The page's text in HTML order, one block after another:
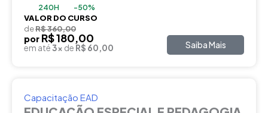
240H -50%
VALOR DO CURSO
deR$ 360,00
por R$ 180,00
em até3x de R$ 60,00 Saiba Mais
Capacitação EAD